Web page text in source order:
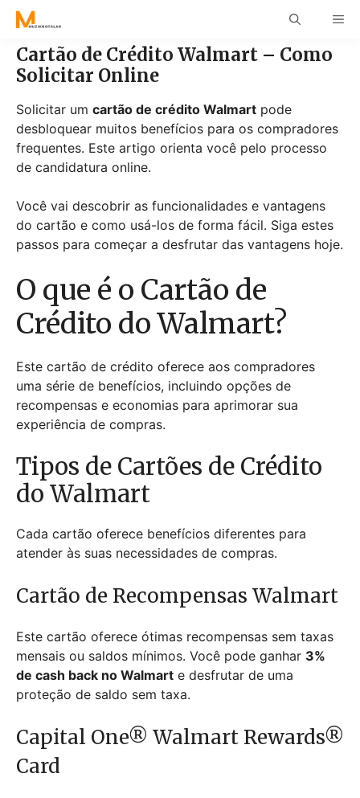
Skip
content
Cartão de Crédito Walmart – Como
Solicitar Online
Solicitar um cartão de crédito Walmart pode
desbloquear muitos benefícios para os compradores
frequentes. Este artigo orienta você pelo processo
de candidatura online.
Você vai descobrir as funcionalidades e vantagens
do cartão e como usá-los de forma fácil. Siga estes
passos para começar a desfrutar das vantagens hoje.
O que é o Cartão de
Crédito do Walmart?
Este cartão de crédito oferece aos compradores
uma série de benefícios, incluindo opções de
recompensas e economias para aprimorar sua
experiência de compras.
Tipos de Cartões de Crédito
do Walmart
Cada cartão oferece benefícios diferentes para
atender às suas necessidades de compras.
Cartão de Recompensas Walmart
Este cartão oferece ótimas recompensas sem taxas
mensais ou saldos mínimos. Você pode ganhar 3%
de cash back no Walmart e desfrutar de uma
proteção de saldo sem taxa.
Capital One® Walmart Rewards®
Card